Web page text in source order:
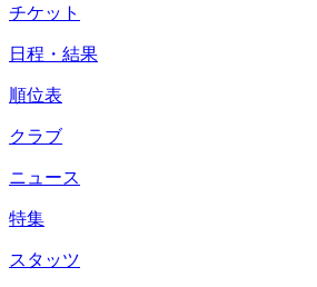
チケット
日程・結果
順位表
クラブ
ニュース
特集
スタッツ